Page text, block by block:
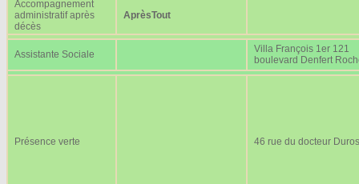
Accompagnement
administratif après
décès
AprèsTout
Assistante Sociale
Villa François 1er 121
boulevard Denfert
Présence verte 46 rue du docteur